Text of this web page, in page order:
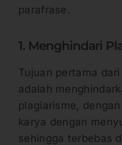
parafrase.
1. Menghindari
Tujuan pertama
adalah
plagiarisme,
karya dengan
sehingga terbebas